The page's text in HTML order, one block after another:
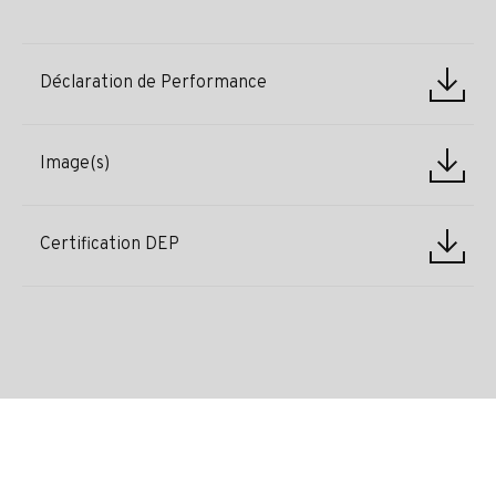
Déclaration de Performance
Image(s)
Certification DEP